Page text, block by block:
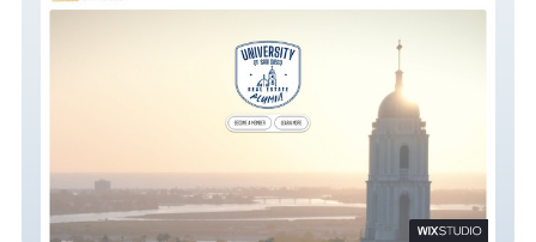
University of San Diego